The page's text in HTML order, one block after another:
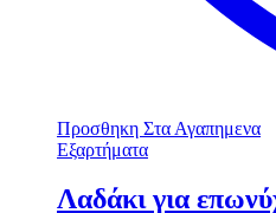
Προσθηκη Στα Αγαπημενα
Εξαρτήματα
Λαδάκι για